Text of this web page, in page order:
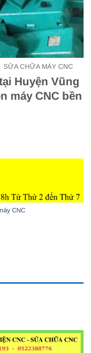
SỬA CHỮA MÁY CNC
Huyện Vũng
máy CNC bền
CNC